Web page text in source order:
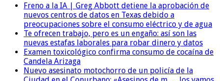
Freno a la IA | Greg Abbott detiene la aprobación de
nuevos centros de datos en Texas debido a
preocupaciones sobre el consumo eléctrico y de agua
Te ofrecen trabajo, pero es un engaño: así son las
nuevas estafas laborales para robar dinero y datos
Examen toxicológico confirma consumo de cocaína de
Candela Arizaga
Nuevo asesinato motochorro de un policía de la